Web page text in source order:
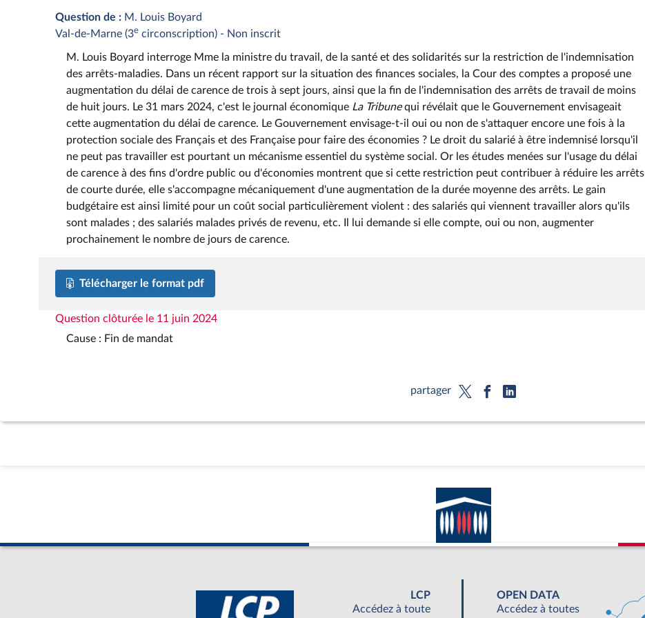
Question de : M. Louis Boyard
Val-de-Marne (3e circonscription) - Non inscrit
M. Louis Boyard interroge Mme la ministre du travail, de la santé et des solidarités sur la restriction de l'indemnisation
des arrêts-maladies. Dans un récent rapport sur la situation des finances sociales, la Cour des comptes a proposé une
augmentation du délai de carence de trois à sept jours, ainsi que la fin de l'indemnisation des arrêts de travail de moins
de huit jours. Le 31 mars 2024, c'est le journal économique La Tribunequi révélait que le Gouvernement envisageait
cette augmentation du délai de carence. Le Gouvernement envisage-t-il oui ou non de s'attaquer encore une fois à la
protection sociale des Français et des Française pour faire des économies ? Le droit du salarié à être indemnisé lorsqu'il
ne peut pas travailler est pourtant un mécanisme essentiel du système social. Or les études menées sur l'usage du délai
de carence à des fins d'ordre public ou d'économies montrent que si cette restriction peut contribuer à réduire les arrêts
de courte durée, elle s'accompagne mécaniquement d'une augmentation de la durée moyenne des arrêts. Le gain
budgétaire est ainsi limité pour un coût social particulièrement violent : des salariés qui viennent travailler alors qu'ils
sont malades ; des salariés malades privés de revenu, etc. Il lui demande si elle compte, oui ou non, augmenter
prochainement le nombre de jours de carence.
Télécharger le format pdf
Question clôturée le 11 juin 2024
Cause : Fin de mandat
partager
LCP
Accédez à toute
OPEN DATA
Accédez à toutes